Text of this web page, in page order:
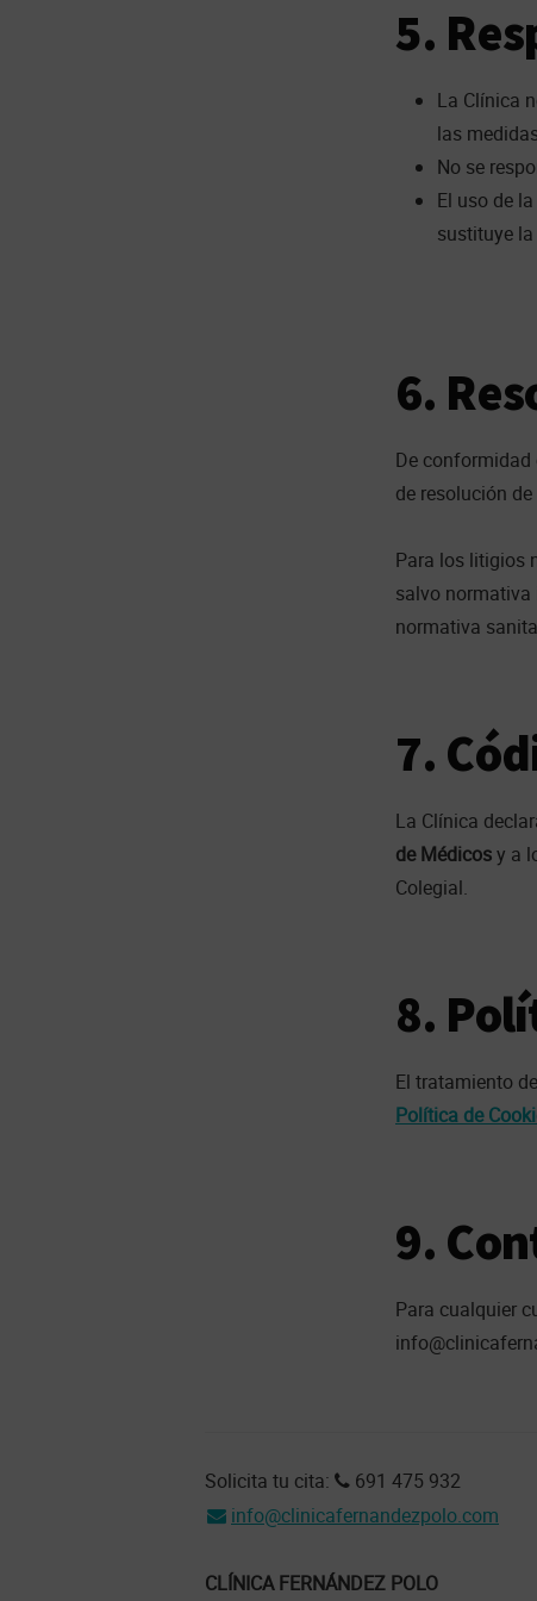
5.
La Clínica
las
No se
El uso de
sustituye
6.
De conformidad
de resolución
Para los litigios
salvo
normativa
7.
La Clínica
de Médicosy a
Colegial.
8.
El tratamiento
Política de
9.
Para cualquier
Solicita tu cita:
691 475 932
info@clinicafernandezpolo.com
CLÍNICA FERNÁNDEZ POLO